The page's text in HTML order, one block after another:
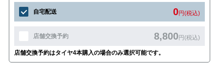
自宅配送 0円(税込)
店舗交換予約 8,800円(税込)
店舗交換予約はタイヤ4本購入の場合のみ選択可能です。